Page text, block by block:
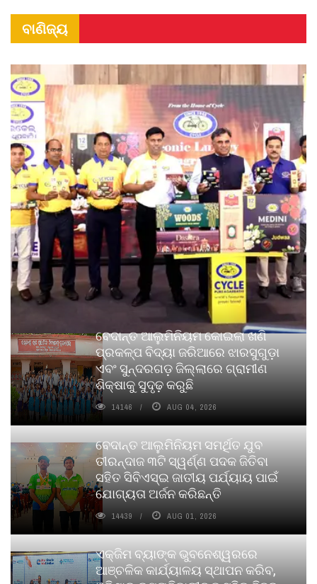
ବାଣିଜ୍ୟ
ବେଦାନ୍ତ ଆଲୁମିନିୟମ କୋଇଲା ଖଣି
ପ୍ରକଳ୍ପ ବିଦ୍ୟା ଜରିଆରେ ଝାରସୁଗୁଡ଼ା
ଏବଂ ସୁନ୍ଦରଗଡ଼ ଜିଲ୍ଲାରେ ଗ୍ରାମୀଣ
ଶିକ୍ଷାକୁ ସୁଦୃଢ଼ କରୁଛି
14146 AUG 04, 2026
ବେଦାନ୍ତ ଆଲୁମିନିୟମ ସମର୍ଥିତ ଯୁବ
ତୀରନ୍ଦାଜ ୩ଟି ସ୍ୱର୍ଣ୍ଣ ପଦକ ଜିତିବା
ସହିତ ସିବିଏସ୍ଇ ଜାତୀୟ ପର୍ଯ୍ୟାୟ ପାଇଁ
ଯୋଗ୍ୟତା ଅର୍ଜନ କରିଛନ୍ତି
14439 AUG 01, 2026
ଏକ୍ଜିମ ବ୍ୟାଙ୍କ ଭୁବନେଶ୍ୱରରେ
ଆଞ୍ଚଳିକ କାର୍ଯ୍ୟାଳୟ ସ୍ଥାପନ କରିବ,